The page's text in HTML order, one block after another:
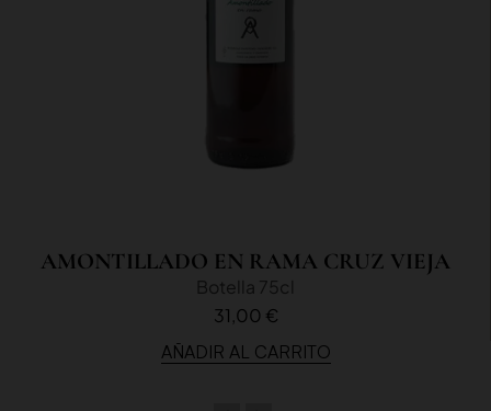
AMONTILLADO EN RAMA CRUZ VIEJA
Botella 75cl
31,00 €
AÑADIR AL CARRITO